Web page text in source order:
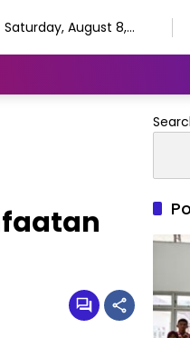
Saturday, August 8,